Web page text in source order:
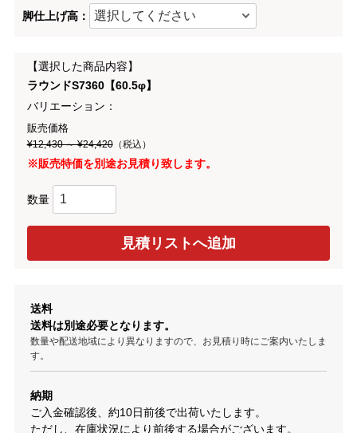
脚仕上げ高：
【選択した商品内容】
ラウンドS7360【60.5φ】
バリエーション：
販売価格
¥12,430 ～ ¥24,420（税込）
※販売特価を別途お見積り致します。
数量
送料
送料は別途必要となります。
数量や配送地域により異なりますので、お見積り時にご案内いたしま
す。
納期
ご入金確認後、約10日前後で出荷いたします。
ただし、在庫状況により前後する場合がございます。